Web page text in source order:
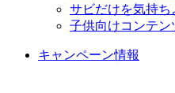
サビだけを気持ち
子供向けコンテン
キャンペーン情報